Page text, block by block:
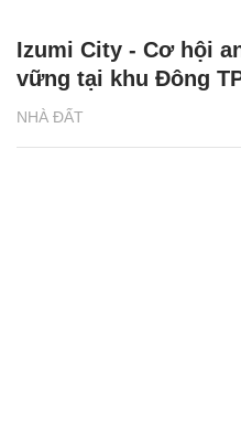
NHÀ ĐẤT
Izumi City - Cơ hội
vững tại khu Đông